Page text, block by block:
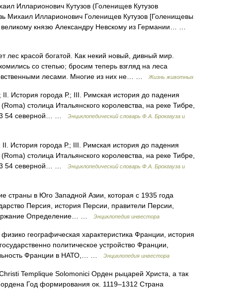
Илларионович Кутузов (Голенищев Кутузов
Михаил Илларионович Голенищев Кутузов [Голенищевы
князю Александру Невскому из Германии… …
красой богатой. Как некий новый, дивный мир.
со степью; бросим теперь взгляд на леса
лесами. Многие из них не… …
Жизнь животных
История города Р.; III. Римская история до падения
столица Итальянского королевства, на реке Тибре,
54 северной… …
Энциклопедический словарь Ф.А. Брокгауза и
История города Р.; III. Римская история до падения
столица Итальянского королевства, на реке Тибре,
54 северной… …
Энциклопедический словарь Ф.А. Брокгауза и
страны в Юго Западной Азии, которая с 1935 года
Персия, история Персии, правители Персии,
Определение… …
Энциклопедия инвестора
географическая характеристика Франции, история
политическое устройство Франции,
Франции в НАТО,… …
Энциклопедия инвестора
Templique Solomonici Орден рыцарей Христа, а так
Год формирования ок. 1119–1312 Страна